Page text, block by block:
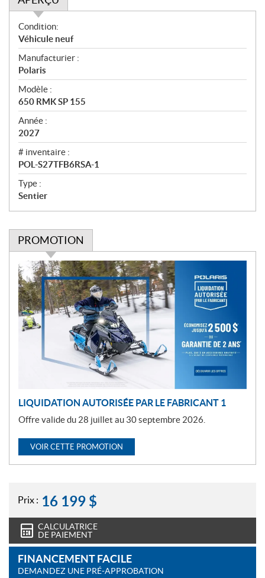
A
p
e
r
ç
u
Condition:
Véhicule neuf
Manufacturier :
Polaris
Modèle :
650 RMK SP 155
Année :
2027
# inventaire :
POL-S27TFB6RSA-1
Type :
Sentier
PROMOTION
P
r
o
m
o
t
LIQUIDATION AUTORISÉE PAR LE FABRICANT 1
Offre valide du 28 juillet au 30 septembre 2026.
VOIR CETTE PROMOTION
Prix : 16 199 $
CALCULATRICE
DE PAIEMENT
FINANCEMENT FACILE
DEMANDEZ UNE PRÉ-APPROBATION